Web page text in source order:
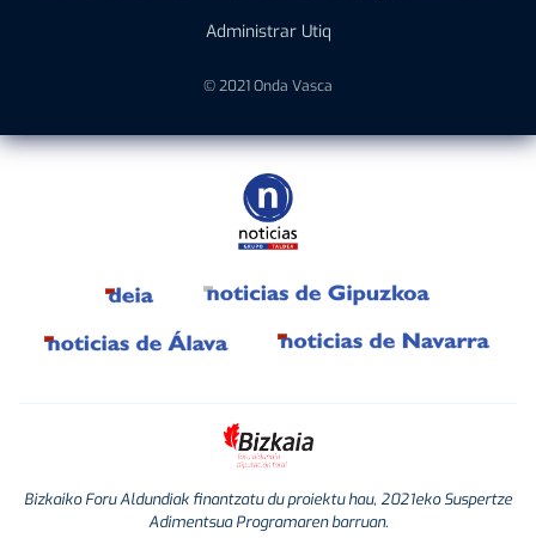
Administrar Utiq
© 2021 Onda Vasca
Bizkaiko Foru Aldundiak finantzatu du proiektu hau, 2021eko Suspertze
Adimentsua Programaren barruan.